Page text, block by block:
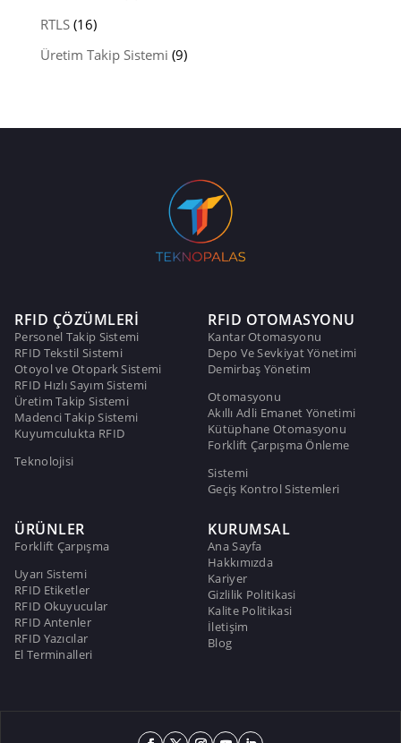
RTLS(16)
Üretim Takip Sistemi (9)
RFID ÇÖZÜMLERİ
Personel Takip Sistemi
RFID Tekstil Sistemi
Otoyol ve Otopark Sistemi
RFID Hızlı Sayım Sistemi
Üretim Takip Sistemi
Madenci Takip Sistemi
Kuyumculukta RFID
Teknolojisi
RFID OTOMASYONU
Kantar Otomasyonu
Depo Ve Sevkiyat Yönetimi
Demirbaş Yönetim
Otomasyonu
Akıllı Adli Emanet Yönetimi
Kütüphane Otomasyonu
Forklift Çarpışma Önleme
Sistemi
Geçiş Kontrol Sistemleri
ÜRÜNLER
Forklift Çarpışma
Uyarı Sistemi
RFID Etiketler
RFID Okuyucular
RFID Antenler
RFID Yazıcılar
El Terminalleri
KURUMSAL
Ana Sayfa
Hakkımızda
Kariyer
Gizlilik Politikasi
Kalite Politikasi
İletişim
Blog